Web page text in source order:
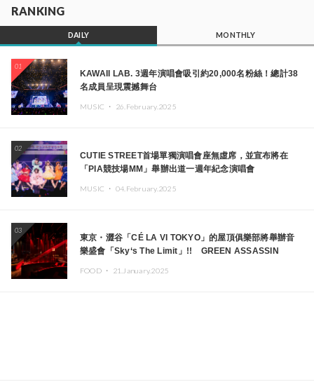
RANKING
DAILY MONTHLY
01
KAWAII LAB. 3週年演唱會吸引約20,000名粉絲！總計38
名成員呈現震撼舞台
MUSIC ・ 26.February.2025
02
CUTIE STREET首場單獨演唱會座無虛席，並宣布將在
「PIA競技場MM」舉辦出道一週年紀念演唱會
MUSIC ・ 04.February.2025
03
東京・澀谷「CÉ LA VI TOKYO」的屋頂俱樂部將舉辦音
樂盛會「Sky‘s The Limit」!! GREEN ASSASSIN
本頂尖DJ及創作者齊聚一堂
FOOD ・ 21.January.2025